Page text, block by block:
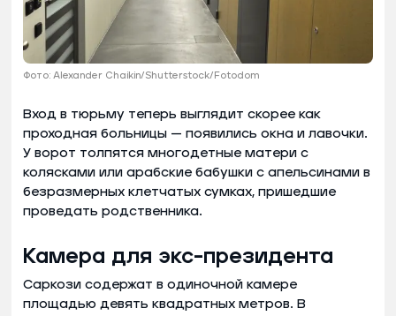
Фото: Alexander Chaikin/Shutterstock/Fotodom
Вход в тюрьму теперь выглядит скорее как
проходная больницы — появились окна и лавочки.
У ворот толпятся многодетные матери с
колясками или арабские бабушки с апельсинами в
безразмерных клетчатых сумках, пришедшие
проведать родственника.
Камера для экс-президента
Саркози содержат в одиночной камере
площадью девять квадратных метров. В